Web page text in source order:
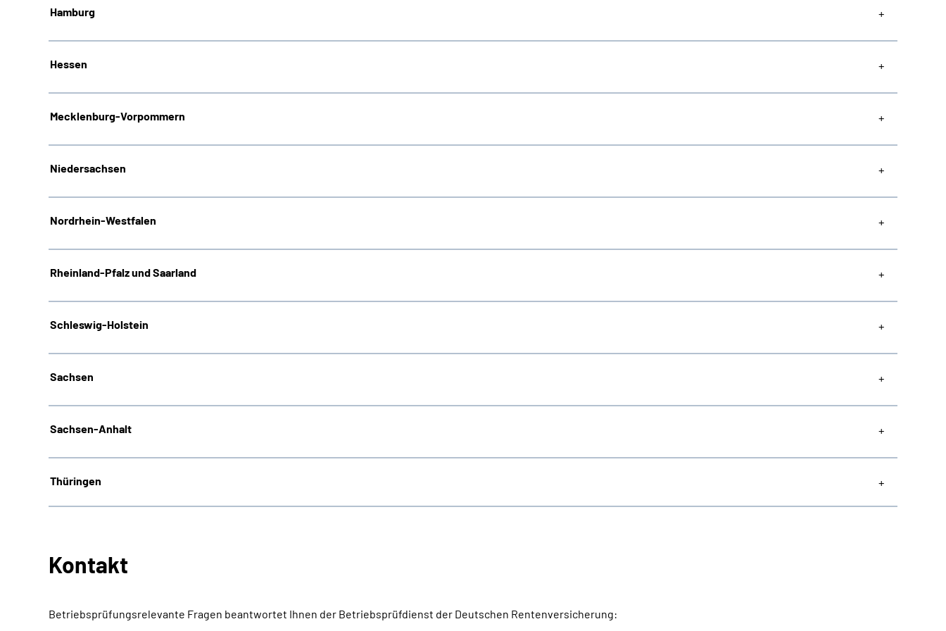
Hamburg
Hessen
Mecklenburg-Vorpommern
Niedersachsen
Nordrhein-Westfalen
Rheinland-Pfalz und Saarland
Schleswig-Holstein
Sachsen
Sachsen-Anhalt
Thüringen
Kontakt
Betriebsprüfungsrelevante Fragen beantwortet Ihnen der Betriebsprüfdienst der Deutschen Rentenversicherung: